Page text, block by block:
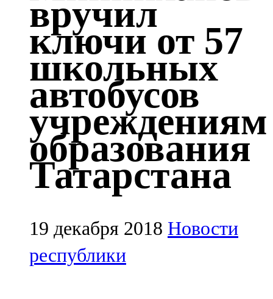
Казан
91,5 FM
Кайбыч
106,1 FM
Кама тамагы
71,51 FM
Кукмара
107,9 FM
Лениногорский
102,1 FM
Мамадыш
вручил
ключи от 57
школьных
автобусов
учреждениям
образования
Татарстана
19 декабря 2018 Новости
республики